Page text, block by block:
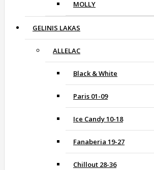
MOLLY
GELINIS LAKAS
ALLELAC
Black & White
Paris 01-09
Ice Candy 10-18
Fanaberia 19-27
Chillout 28-36